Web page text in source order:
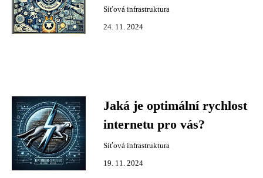
Síťová infrastruktura
24. 11. 2024
Jaká je optimální rychlost
internetu pro vás?
Síťová infrastruktura
19. 11. 2024